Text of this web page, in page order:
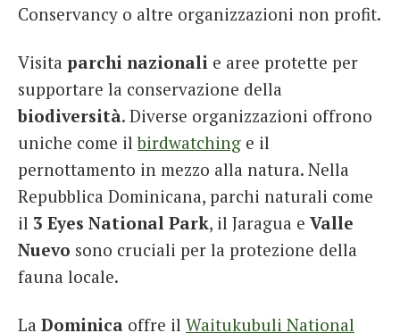
Conservancy o altre organizzazioni non profit.
Visita parchi nazionali e aree protette per
supportare la conservazione della
biodiversità. Diverse organizzazioni offrono
uniche come ilbirdwatching e il
pernottamento in mezzo alla natura. Nella
Repubblica Dominicana, parchi naturali come
il 3 Eyes National Park, il Jaragua e Valle
Nuevo sono cruciali per la protezione della
fauna locale.
La Dominica offre il Waitukubuli National